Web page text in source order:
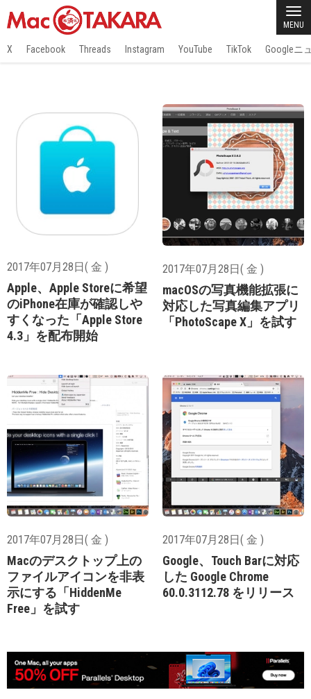
MENU
X Facebook Threads Instagram YouTube TikTok Googleニ
2017年07月28日( 金 )
Apple、Apple Storeに希望
のiPhone在庫が確認しや
すくなった「Apple Store
4.3」を配布開始
2017年07月28日( 金 )
macOSの写真機能拡張に
対応した写真編集アプリ
「PhotoScape X」を試す
2017年07月28日( 金 )
Macのデスクトップ上の
ファイルアイコンを非表
示にする「HiddenMe
Free」を試す
2017年07月28日( 金 )
Google、Touch Barに対応
した Google Chrome
60.0.3112.78 をリリース